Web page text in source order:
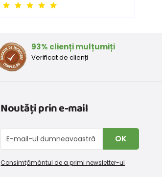
93% clienți mulțumiți
Verificat de clienți
Noutăți prin e-mail
OK
Consimțământul de a primi newsletter-ul